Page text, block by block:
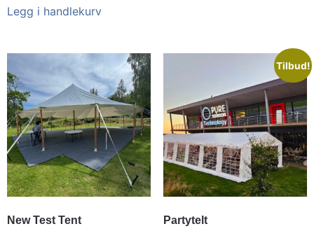
Legg i handlekurv
New Test Tent
Tilbud!
Partytelt